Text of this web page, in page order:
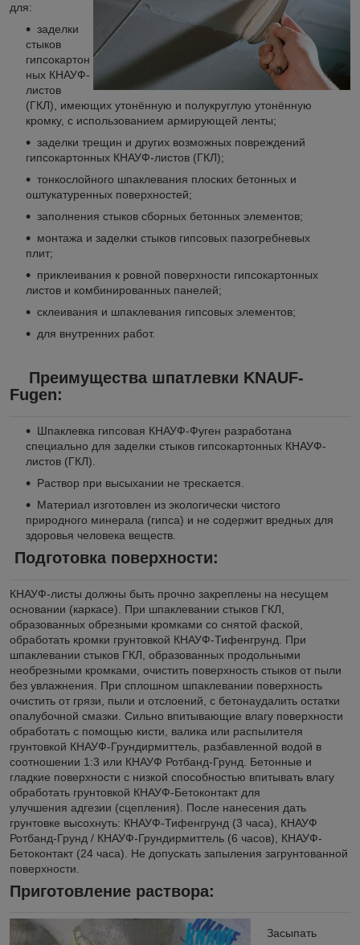
для:
заделки
стыков
гипсокартон
ных КНАУФ-
листов
(ГКЛ), имеющих утонённую и полукруглую утонённую
кромку, с использованием армирующей ленты;
заделки трещин и других возможных повреждений
гипсокартонных КНАУФ-листов (ГКЛ);
тонкослойного шпаклевания плоских бетонных и
оштукатуренных поверхностей;
заполнения стыков сборных бетонных элементов;
монтажа и заделки стыков гипсовых пазогребневых
плит;
приклеивания к ровной поверхности гипсокартонных
листов и комбинированных панелей;
склеивания и шпаклевания гипсовых элементов;
для внутренних работ.
Преимущества шпатлевки KNAUF-
Fugen:
Шпаклевка гипсовая КНАУФ-Фуген разработана
специально для заделки стыков гипсокартонных КНАУФ-
листов (ГКЛ).
Раствор при высыхании не трескается.
Материал изготовлен из экологически чистого
природного минерала (гипса) и не содержит вредных для
здоровья человека веществ.
Подготовка поверхности:
КНАУФ-листы должны быть прочно закреплены на несущем
основании (каркасе). При шпаклевании стыков ГКЛ,
образованных обрезными кромками со снятой фаской,
обработать кромки грунтовкой КНАУФ-Тифенгрунд. При
шпаклевании стыков ГКЛ, образованных продольными
необрезными кромками, очистить поверхность стыков от пыли
без увлажнения. При сплошном шпаклевании поверхность
очистить от грязи, пыли и отслоений, с бетонаудалить остатки
опалубочной смазки. Сильно впитывающие влагу поверхности
обработать c помощью кисти, валика или распылителя
грунтовкой КНАУФ-Грундирмиттель, разбавленной водой в
соотношении 1:3 или КНАУФ Ротбанд-Грунд. Бетонные и
гладкие поверхности с низкой способностью впитывать влагу
обработать грунтовкой КНАУФ-Бетоконтакт для
улучшения адгезии (сцепления). После нанесения дать
грунтовке высохнуть: КНАУФ-Тифенгрунд (3 часа), КНАУФ
Ротбанд-Грунд / КНАУФ-Грундирмиттель (6 часов), КНАУФ-
Бетоконтакт (24 часа). Не допускать запыления загрунтованной
поверхности.
Приготовление раствора:
Засыпать